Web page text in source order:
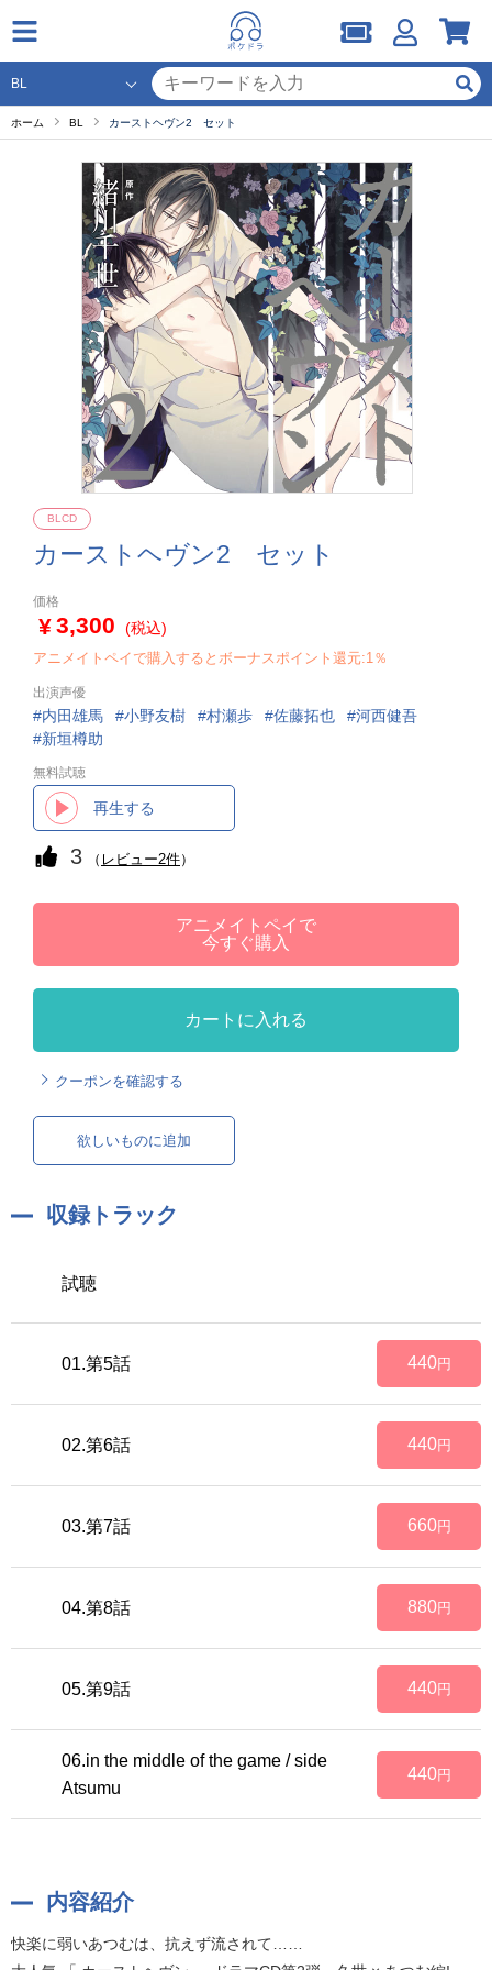
ホーム BL カーストヘヴン2 セット
カーストヘヴン2 セット
BLCD
価格
3,300 (税込)
アニメイトペイで購入するとボーナスポイント還元:1％
出演声優
内田雄馬 小野友樹 村瀬歩 佐藤拓也
河西健吾
新垣樽助
無料試聴
再生する
3 （ レビュー2件）
アニメイトペイで
今すぐ購入
カートに入れる
クーポンを確認する
欲しいものに追加
収録トラック
試聴
01.第5話 440円
02.第6話 440円
03.第7話 660円
04.第8話 880円
05.第9話 440円
06.in the middle of the game / side
Atsumu
440円
内容紹介
快楽に弱いあつむは、抗えず流されて……